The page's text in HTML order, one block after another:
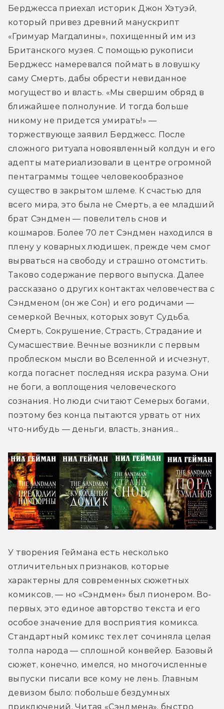
Берджесса приехал историк Джон Хэтуэй,
который привез древний манускрипт
«Гримуар Магдалины», похищенный им из
Британского музея. С помощью рукописи
Берджесс намеревался поймать в ловушку
саму Смерть, дабы обрести невиданное
могущество и власть. «Мы свершим обряд в
ближайшее полнолуние. И тогда больше
никому не придется умирать!» —
торжествующе заявил Берджесс. После
сложного ритуала новоявленный колдун и его
адепты материализовали в центре огромной
пентаграммы тощее человекообразное
существо в закрытом шлеме. К счастью для
всего мира, это была не Смерть, а ее младший
брат Сэндмен — повелитель снов и
кошмаров. Более 70 лет Сэндмен находился в
плену у коварных людишек, прежде чем смог
вырваться на свободу и страшно отомстить.
Таково содержание первого выпуска. Далее
рассказано о других контактах человечества с
Сэндменом (он же Сон) и его родичами —
семеркой Вечных, которых зовут Судьба,
Смерть, Сокрушение, Страсть, Страдание и
Сумасшествие. Вечные возникли с первым
проблеском мысли во Вселенной и исчезнут,
когда погаснет последняя искра разума. Они
не боги, а воплощения человеческого
сознания. Но люди считают Семерых богами,
поэтому без конца пытаются урвать от них
что-нибудь — деньги, власть, знания...
У творения Геймана есть несколько
отличительных признаков, которые
характерны для современных сюжетных
комиксов, — но «Сэндмен» был пионером. Во-
первых, это единое авторство текста и его
особое значение для восприятия комикса.
Стандартный комикс тех лет сочиняла целая
толпа народа — сплошной конвейер. Базовый
сюжет, конечно, имелся, но многочисленные
выпуски писали все кому не лень. Главным
девизом было: побольше бездумных
приключений. Читая «Сэндмена», быстро